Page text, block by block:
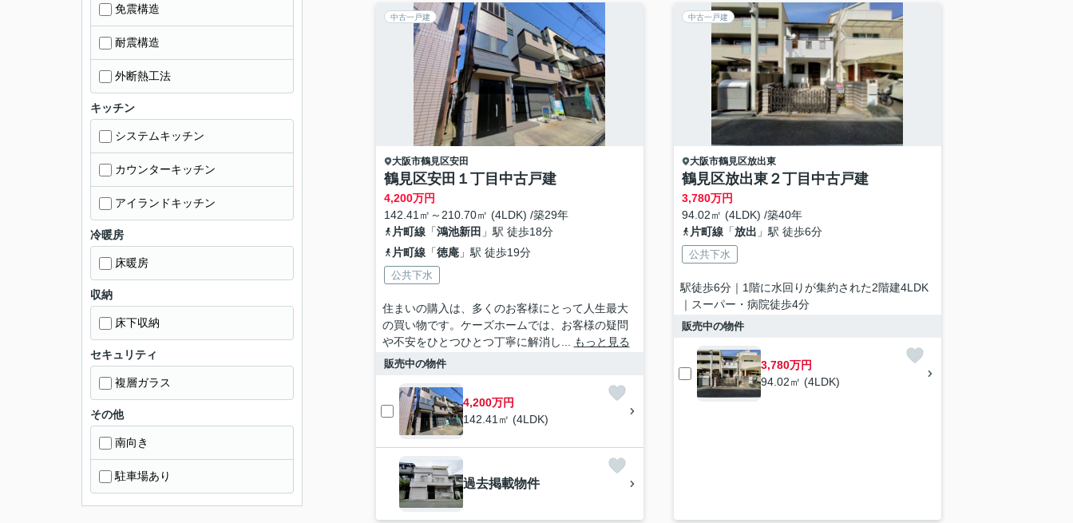
中古一戸建
大阪市鶴見区安田
鶴見区安田１丁目中古戸建
4,200万円
142.41㎡～210.70㎡ (4LDK) /築29年
片町線「鴻池新田 」駅 徒歩18分
片町線「徳庵」駅 徒歩19分
公共下水
住まいの購入は、多くのお客様にとって人生最大
の買い物です。ケーズホームでは、お客様の疑問
や不安をひとつひとつ丁寧に解消し...
もっと見る
販売中の物件
4,200万円
142.41㎡ (4LDK)
過去掲載物件
中古一戸建
大阪市鶴見区放出東
鶴見区放出東２丁目中古戸建
3,780万円
94.02㎡ (4LDK) /築40年
片町線「放出 」駅 徒歩6分
公共下水
駅徒歩6分｜1階に水回りが集約された2階建4LDK
｜スーパー・病院徒歩4分
販売中の物件
3,780万円
94.02㎡ (4LDK)
免震構造
耐震構造
外断熱工法
キッチン
システムキッチン
カウンターキッチン
アイランドキッチン
冷暖房
床暖房
収納
床下収納
セキュリティ
複層ガラス
その他
南向き
駐車場あり